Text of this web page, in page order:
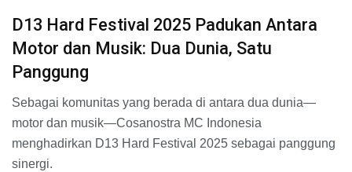
D13 Hard Festival 2025 Padukan Antara
Motor dan Musik: Dua Dunia, Satu
Panggung
Sebagai komunitas yang berada di antara dua dunia—
motor dan musik—Cosanostra MC Indonesia
menghadirkan D13 Hard Festival 2025 sebagai panggung
sinergi.